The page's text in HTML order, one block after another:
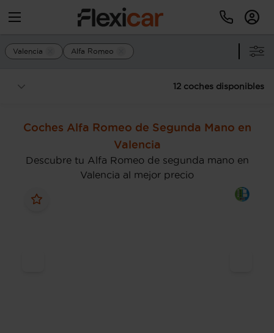
Valencia Alfa Romeo
12 coches disponibles
Coches Alfa Romeo de Segunda Mano en
Valencia
Descubre tu Alfa Romeo de segunda mano en
Valencia al mejor precio